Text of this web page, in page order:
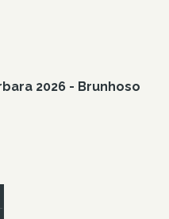
2026 - Brunhoso